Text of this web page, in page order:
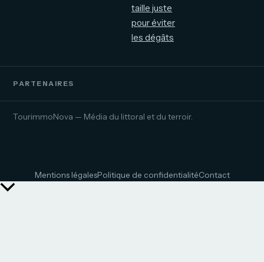
taille juste
pour éviter
les dégâts
PARTENAIRES
TourimmoNova — Média du littoral et du terroir.
Mentions légalesPolitique de confidentialitéContact